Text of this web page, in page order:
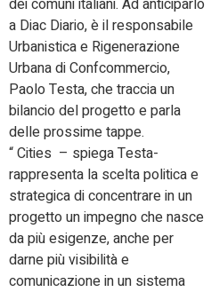
dei comuni italiani. Ad anticiparlo
a Diac Diario, è il responsabile
Urbanistica e Rigenerazione
Urbana di Confcommercio,
Paolo Testa, che traccia un
bilancio del progetto e parla
delle prossime tappe.
“ Cities – spiega Testa-
rappresenta la scelta politica e
strategica di concentrare in un
progetto un impegno che nasce
da più esigenze, anche per
darne più visibilità e
comunicazione in un sistema